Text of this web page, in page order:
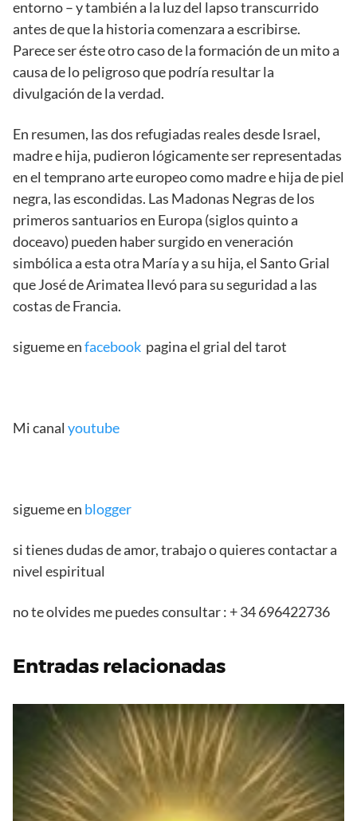
entorno – y también a la luz del lapso transcurrido
antes de que la historia comenzara a escribirse.
Parece ser éste otro caso de la formación de un mito a
causa de lo peligroso que podría resultar la
divulgación de la verdad.
En resumen, las dos refugiadas reales desde Israel,
madre e hija, pudieron lógicamente ser representadas
en el temprano arte europeo como madre e hija de piel
negra, las escondidas. Las Madonas Negras de los
primeros santuarios en Europa (siglos quinto a
doceavo) pueden haber surgido en veneración
simbólica a esta otra María y a su hija, el Santo Grial
que José de Arimatea llevó para su seguridad a las
costas de Francia.
sigueme enfacebook pagina el grial del tarot
Mi canal youtube
sigueme en blogger
si tienes dudas de amor, trabajo o quieres contactar a
nivel espiritual
no te olvides me puedes consultar : + 34 696422736
Entradas relacionadas